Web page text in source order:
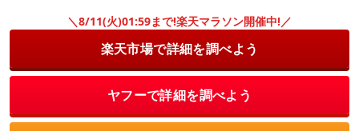
＼8/11(火)01:59まで!楽天マラソン開催中!／
楽天市場で詳細を調べよう
ヤフーで詳細を調べよう